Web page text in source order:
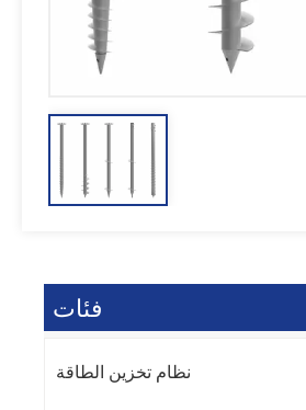
فئات
نظام تخزين الطاقة